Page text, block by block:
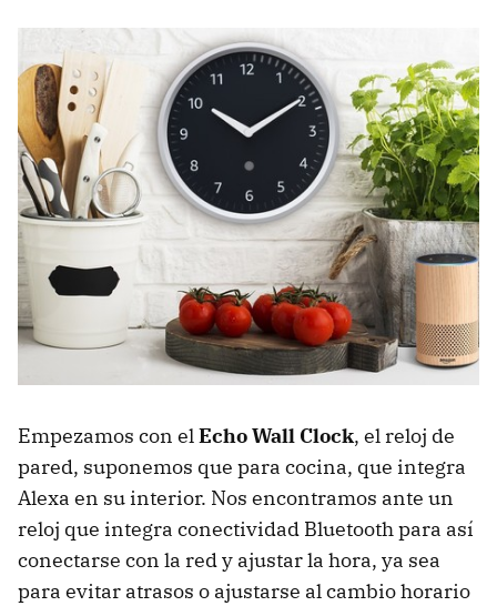
Empezamos con elEcho Wall Clock, el reloj de
pared, suponemos que para cocina, que integra
Alexa en su interior. Nos encontramos ante un
reloj que integra conectividad Bluetooth para así
conectarse con la red y ajustar la hora, ya sea
para evitar atrasos o ajustarse al cambio horario